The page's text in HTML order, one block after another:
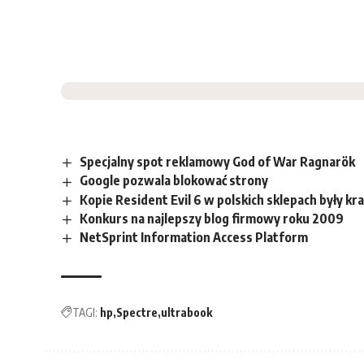
Specjalny spot reklamowy God of War Ragnarök
Google pozwala blokować strony
Kopie Resident Evil 6 w polskich sklepach były
Konkurs na najlepszy blog firmowy roku 2009
NetSprint Information Access Platform
TAGI: hp Spectre ultrabook